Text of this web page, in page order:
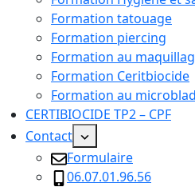
Formation tatouage
Formation piercing
Formation au
Formation Ceritbiocide
Formation au
CERTIBIOCIDE TP2 – CPF
Contact
Formulaire
06.07.01.96.56